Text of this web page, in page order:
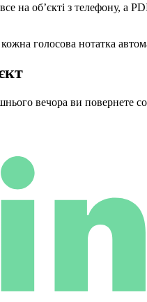
на об’єкті з телефону, а
голосова нотатка
вечора ви повернете